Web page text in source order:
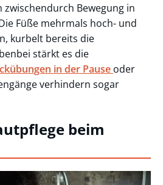
Bewegung in
Füße mehrmals hoch- und
kurbelt bereits die
stärkt es die
in der Pause oder
verhindern sogar
beim